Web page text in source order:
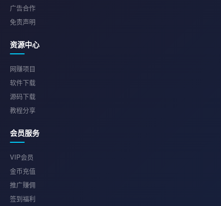
广告合作
免责声明
资源中心
网赚项目
软件下载
源码下载
教程分享
会员服务
VIP会员
金币充值
推广赚佣
签到福利